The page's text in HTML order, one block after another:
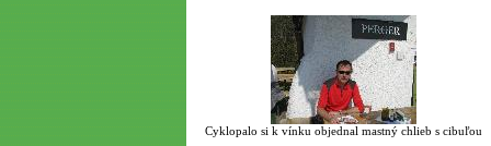
Cyklopalo si k vínku objednal mastný chlieb s cibuľou